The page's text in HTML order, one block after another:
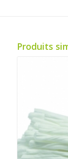
Produits